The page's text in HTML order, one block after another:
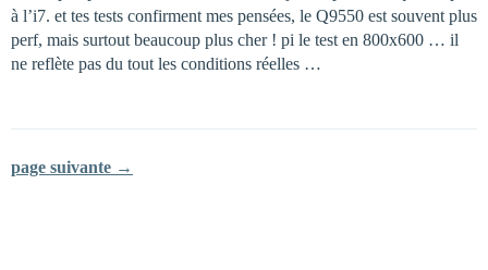
à l’i7. et tes tests confirment mes pensées, le Q9550 est souvent plus
perf, mais surtout beaucoup plus cher ! pi le test en 800x600 … il
ne reflète pas du tout les conditions réelles …
page suivante →